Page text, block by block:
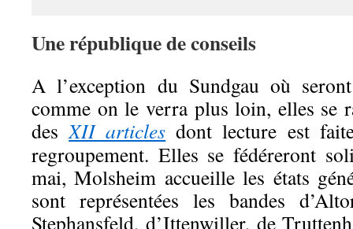
Une république de conseils
A l’exception du Sundgau où
comme on le verra plus loin, elles se
des XII articles dont lecture est
regroupement. Elles se fédéreront
mai, Molsheim accueille les états
sont représentées les bandes
Stephansfeld, d’Ittenwiller, de